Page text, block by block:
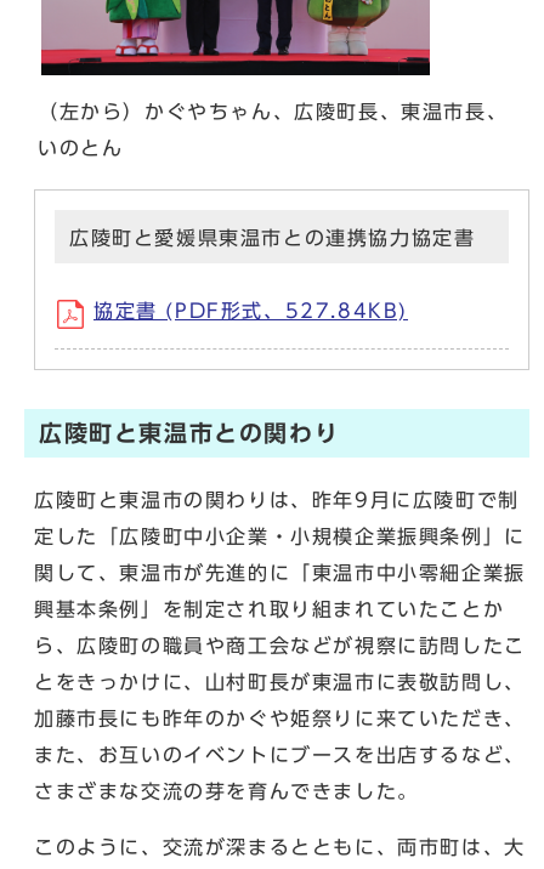
（左から）かぐやちゃん、広陵町長、東温市長、
いのとん
広陵町と愛媛県東温市との連携協力協定書
協定書 (PDF形式、527.84KB)
広陵町と東温市との関わり
広陵町と東温市の関わりは、昨年9月に広陵町で制
定した「広陵町中小企業・小規模企業振興条例」に
関して、東温市が先進的に「東温市中小零細企業振
興基本条例」を制定され取り組まれていたことか
ら、広陵町の職員や商工会などが視察に訪問したこ
とをきっかけに、山村町長が東温市に表敬訪問し、
加藤市長にも昨年のかぐや姫祭りに来ていただき、
また、お互いのイベントにブースを出店するなど、
さまざまな交流の芽を育んできました。
このように、交流が深まるとともに、両市町は、大